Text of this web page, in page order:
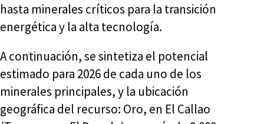
hasta minerales críticos para la transición
energética y la alta tecnología.
A continuación, se sintetiza el potencial
estimado para 2026 de cada uno de los
minerales principales, y la ubicación
geográfica del recurso: Oro, en El Callao